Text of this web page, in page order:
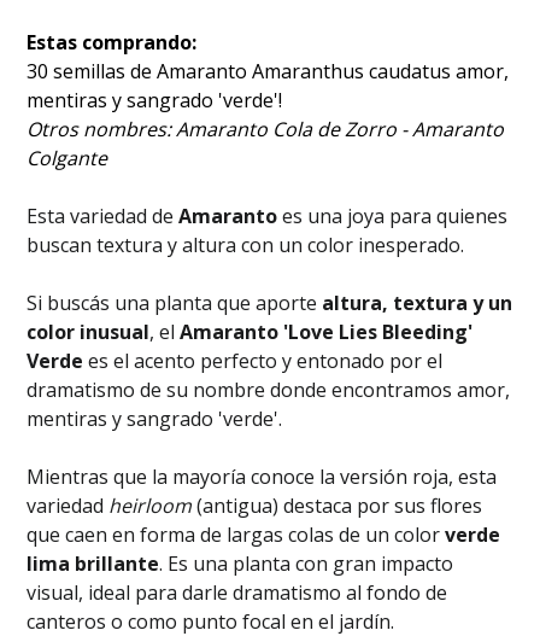
Estas comprando:
30 semillas de Amaranto Amaranthus caudatus amor,
mentiras y sangrado 'verde'!
Otros nombres: Amaranto Cola de Zorro - Amaranto
Colgante
Esta variedad deAmarantoes una joya para quienes
buscan textura y altura con un color inesperado.
Si buscás una planta que aporte altura, textura y un
color inusual, elAmaranto 'Love Lies Bleeding'
Verde es el acento perfecto y entonado por el
dramatismo de su nombre donde encontramos amor,
mentiras y sangrado 'verde'.
Mientras que la mayoría conoce la versión roja, esta
variedad heirloom(antigua) destaca por sus flores
que caen en forma de largas colas de un colorverde
lima brillante. Es una planta con gran impacto
visual, ideal para darle dramatismo al fondo de
canteros o como punto focal en el jardín.